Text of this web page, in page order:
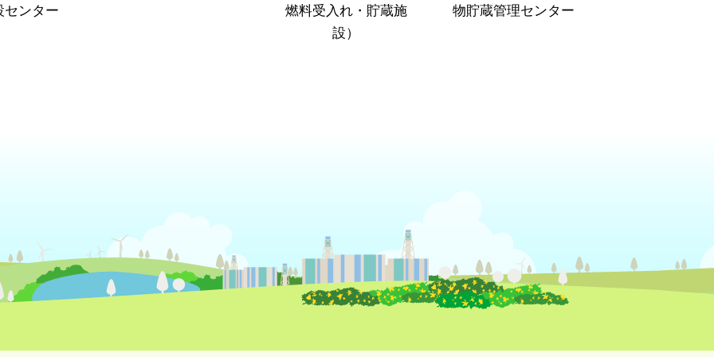
センター
燃料受入れ・貯蔵施
設）
物貯蔵管理センター